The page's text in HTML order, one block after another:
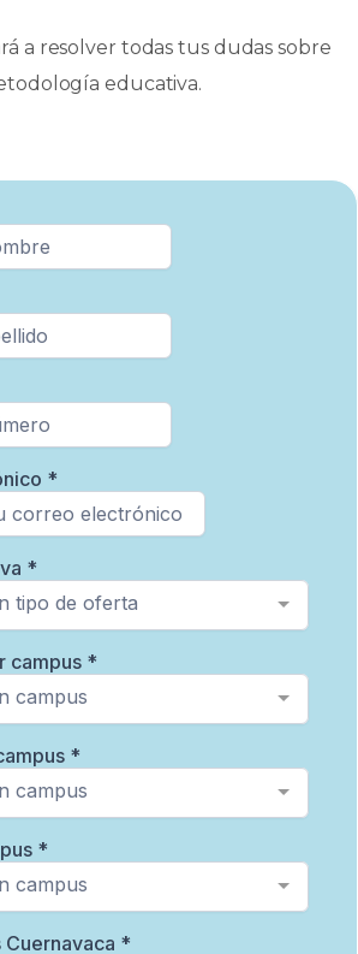
a resolver todas tus dudas sobre
educativa.